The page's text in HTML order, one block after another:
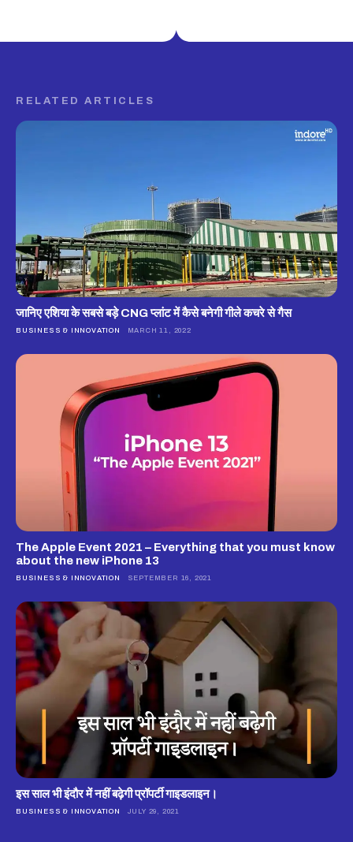
RELATED ARTICLES
जानिए एशिया के सबसे बड़े CNG प्लांट में कैसे बनेगी गीले कचरे से गैस
BUSINESS & INNOVATION MARCH 11, 2022
The Apple Event 2021 – Everything that you must know
about the new iPhone 13
BUSINESS & INNOVATION SEPTEMBER 16, 2021
इस साल भी इंदौर में नहीं बढ़ेगी प्रॉपर्टी गाइडलाइन।
BUSINESS & INNOVATION JULY 29, 2021